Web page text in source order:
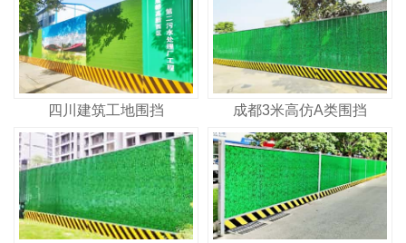
四川建筑工地围挡 成都3米高仿A类围挡